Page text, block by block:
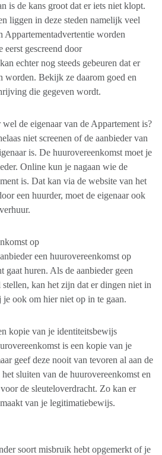
is de kans groot dat er iets niet klopt.
liggen in deze steden namelijk veel
Appartementadvertentie worden
eerst gescreend door
echter nog steeds gebeuren dat er
worden. Bekijk ze daarom goed en
die gegeven wordt.
de eigenaar van de Appartement is?
niet screenen of de aanbieder van
is. De huurovereenkomst moet je
Online kun je nagaan wie de
is. Dat kan via de website van het
een huurder, moet de eigenaar ook
op
een huurovereenkomst op
gaat huren. Als de aanbieder geen
kan het zijn dat er dingen niet in
ook om hier niet op in te gaan.
kopie van je identiteitsbewijs
is een kopie van je
geef deze nooit van tevoren al aan de
sluiten van de huurovereenkomst en
de sleuteloverdracht. Zo kan er
van je legitimatiebewijs.
soort misbruik hebt opgemerkt of je